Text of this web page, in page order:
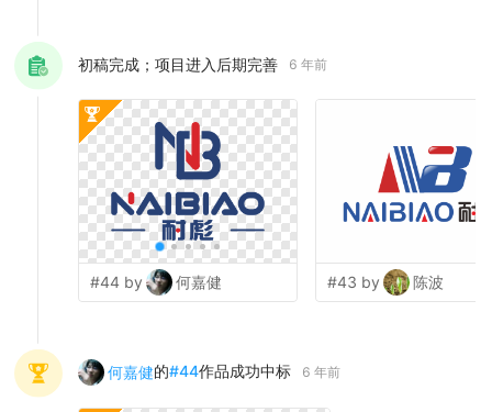
初稿完成；项目进入后期完善 6 年前
#44 by 何嘉健 #43 by 陈波
何嘉健的#44作品成功中标 6 年前